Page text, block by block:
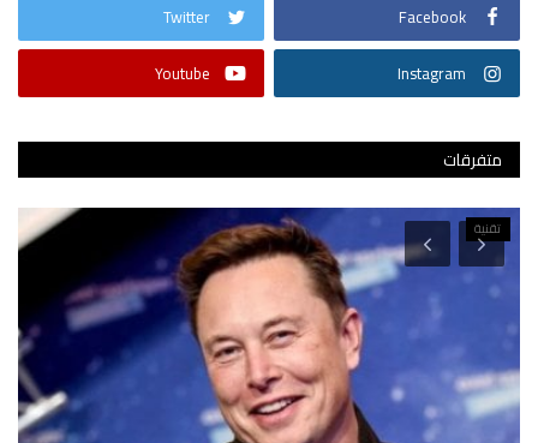
Facebook
Twitter
Instagram
Youtube
متفرقات
تقنية